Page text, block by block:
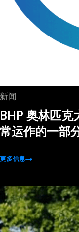
新闻
BHP 奥林匹
常运作的一部
更多信息